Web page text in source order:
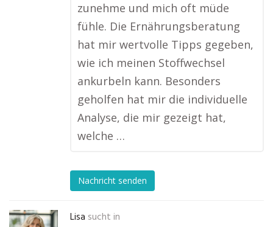
zunehme und mich oft müde
fühle. Die Ernährungsberatung
hat mir wertvolle Tipps gegeben,
wie ich meinen Stoffwechsel
ankurbeln kann. Besonders
geholfen hat mir die individuelle
Analyse, die mir gezeigt hat,
welche …
Nachricht senden
Lisa sucht in